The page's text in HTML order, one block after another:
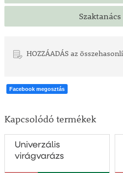
Szaktanács
HOZZÁADÁS az
Facebook megosztás
Kapcsolódó termékek
Univerzális
virágvarázs